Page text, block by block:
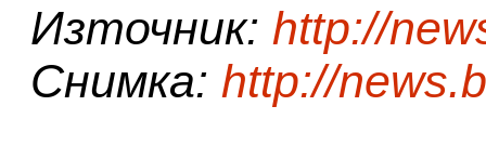
Източник: http://
Снимка: http://